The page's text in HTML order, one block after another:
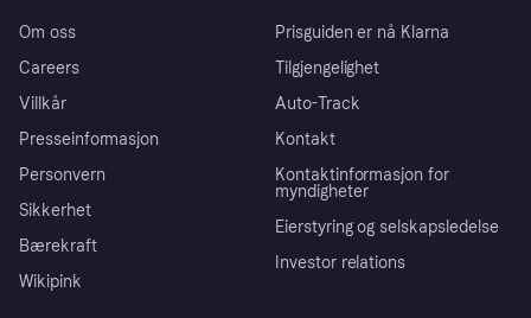
Om oss
Careers
Villkår
Presseinformasjon
Personvern
Sikkerhet
Bærekraft
Wikipink
Prisguiden er nå Klarna
Tilgjengelighet
Auto-Track
Kontakt
Kontaktinformasjon for
myndigheter
Eierstyring og selskapsledelse
Investor relations